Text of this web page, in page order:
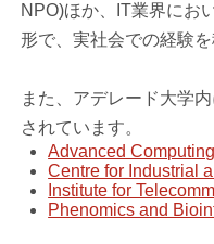
NPO)ほか、IT業界にお
形で、実社会での経験
また、アデレード大学
されています。
Advanced
Centre for Industrial
Institute for
Phenomics and